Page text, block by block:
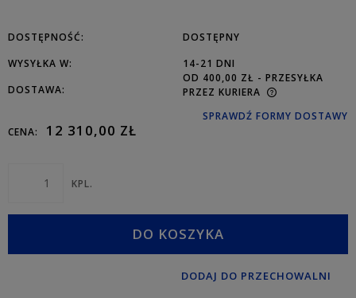
DOSTĘPNOŚĆ:
DOSTĘPNY
WYSYŁKA W:
14-21 DNI
DOSTAWA:
OD 400,00 ZŁ - PRZESYŁKA
PRZEZ KURIERA
SPRAWDŹ FORMY DOSTAWY
CENA:
12 310,00 ZŁ
KPL.
DO KOSZYKA
DODAJ DO PRZECHOWALNI